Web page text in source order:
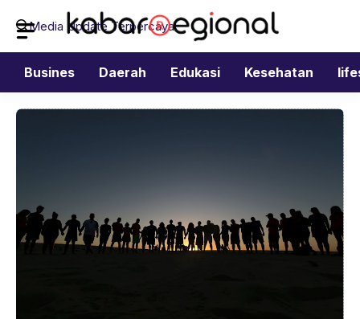
isi
Media Update Terpercaya
Busines Daerah Edukasi Kesehatan